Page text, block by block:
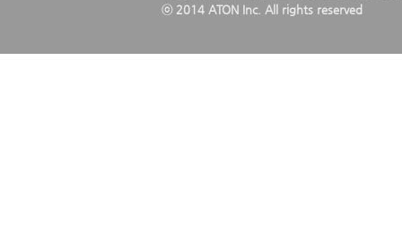
ⓒ 2014 ATON Inc. All rights reserved